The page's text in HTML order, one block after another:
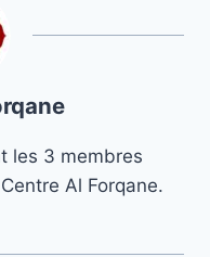
les 3 membres
Al Forqane.